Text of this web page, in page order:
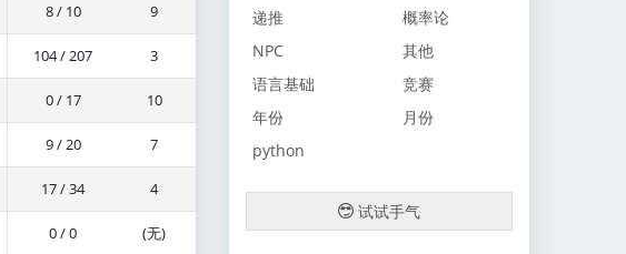
8 / 10 9
104 / 207 3
0 / 17 10
9 / 20 7
17 / 34 4
0 / 0 (无)
递推
概率论
NPC
其他
语言基础
竞赛
年份
月份
python
试试手气